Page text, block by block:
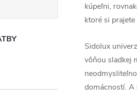
kúpeľni,
ktoré si
Sidolux
vôňou sladkej
domácností. A